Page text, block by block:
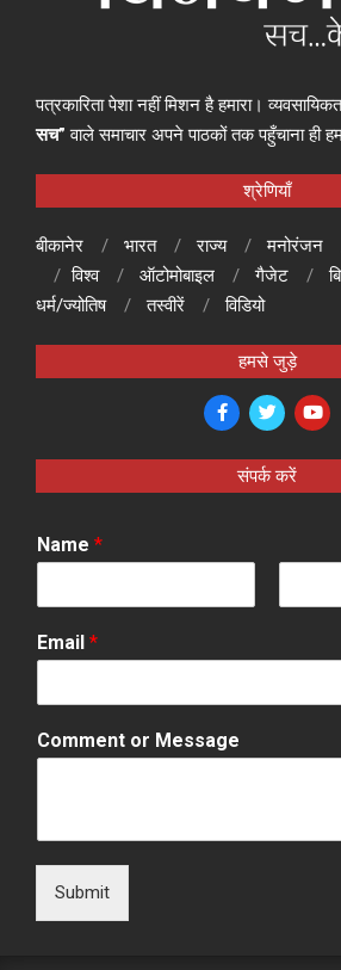
पत्रकारिता पेशा नहीं मिशन है हमारा।
सच” वाले समाचार अपने पाठकों तक पहुँचाना ही
श्रेणियाँ
बीकानेर भारत राज्य मनोरंजन
विश्व
ऑटोमोबाइल गैजेट
धर्म/ज्योतिष
तस्वीरें विडियो
हमसे जुड़े
संपर्क करें
Name *
i
rEmail *
Comment or Message
Submit